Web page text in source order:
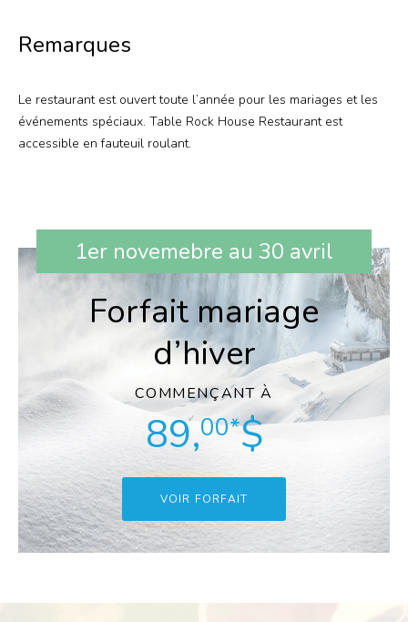
Remarques
Le restaurant est ouvert toute l’année pour les mariages et les
événements spéciaux. Table Rock House Restaurant est
accessible en fauteuil roulant.
1er novemebre au 30 avril
Forfait mariage
d’hiver
COMMENÇANT À
$
89,00*
VOIR FORFAIT